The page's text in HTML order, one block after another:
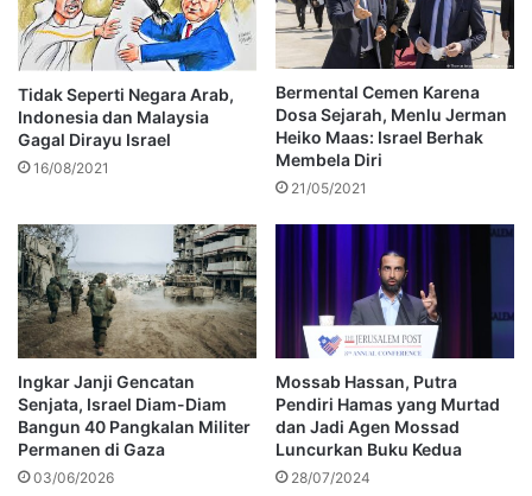
Tidak Seperti Negara Arab,
Indonesia dan Malaysia
Gagal Dirayu Israel
16/08/2021
Bermental Cemen Karena
Dosa Sejarah, Menlu Jerman
Heiko Maas: Israel Berhak
Membela Diri
21/05/2021
Ingkar Janji Gencatan
Senjata, Israel Diam-Diam
Bangun 40 Pangkalan Militer
Permanen di Gaza
03/06/2026
Mossab Hassan, Putra
Pendiri Hamas yang Murtad
dan Jadi Agen Mossad
Luncurkan Buku Kedua
28/07/2024